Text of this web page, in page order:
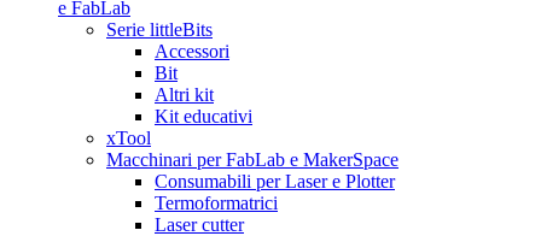
e FabLab
Serie littleBits
Accessori
Bit
Altri kit
Kit educativi
xTool
Macchinari per FabLab e MakerSpace
Consumabili per Laser e Plotter
Termoformatrici
Laser cutter